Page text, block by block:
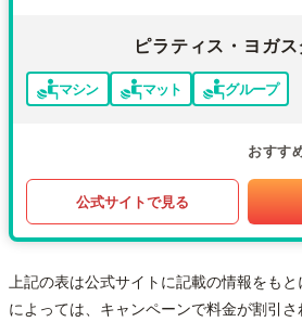
ピラティス・ヨガス
マシン マット グループ
おすす
公式サイトで見る
上記の表は公式サイトに記載の情報をも
によっては、キャンペーンで料金が割引